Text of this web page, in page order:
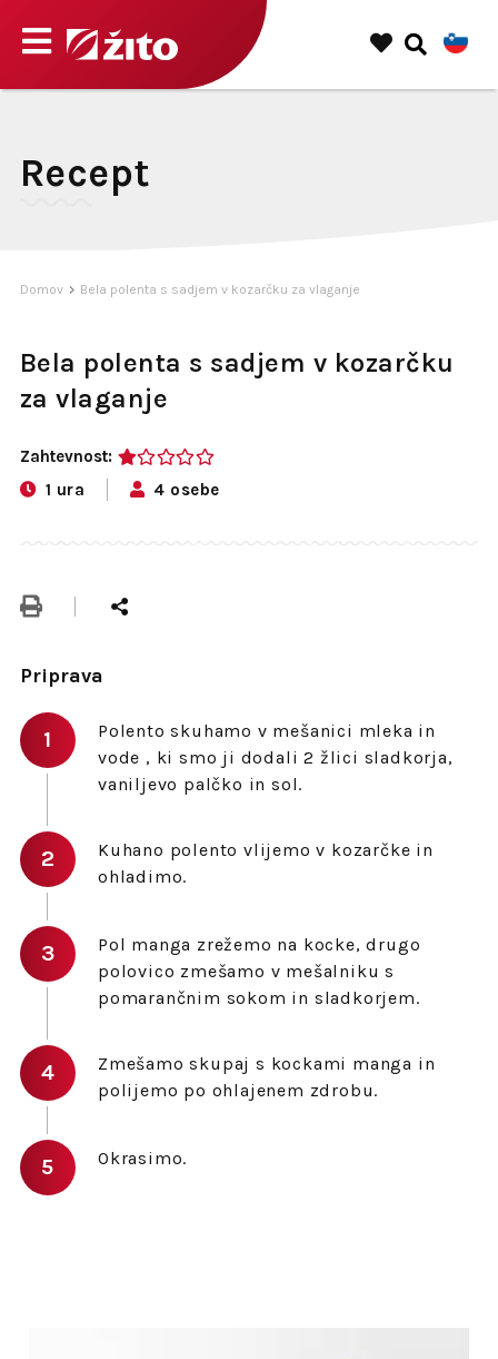
Recept
Domov Bela polenta s sadjem v kozarčku za vlaganje
Bela polenta s sadjem v kozarčku
za vlaganje
Zahtevnost:
1 ura 4 osebe
Priprava
Polento skuhamo v mešanici mleka in
vode , ki smo ji dodali 2 žlici sladkorja,
vaniljevo palčko in sol.
Kuhano polento vlijemo v kozarčke in
ohladimo.
Pol manga zrežemo na kocke, drugo
polovico zmešamo v mešalniku s
pomarančnim sokom in sladkorjem.
Zmešamo skupaj s kockami manga in
polijemo po ohlajenem zdrobu.
Okrasimo.